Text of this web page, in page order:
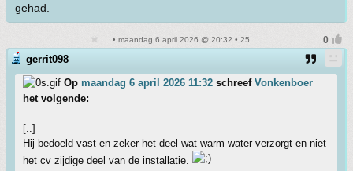
gehad.
• maandag 6 april 2026 @ 20:32 • 25
gerrit098
Op maandag 6 april 2026 11:32 schreef Vonkenboer
het volgende:
[..]
Hij bedoeld vast en zeker het deel wat warm water verzorgt en niet
het cv zijdige deel van de installatie.